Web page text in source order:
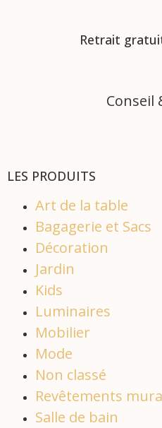
Retrait
Conseil
LES PRODUITS
Art de la table
Bagagerie et Sacs
Décoration
Jardin
Kids
Luminaires
Mobilier
Mode
Non classé
Revêtements
Salle de bain